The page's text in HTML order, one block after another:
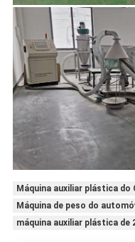
Máquina auxiliar plástica do
Máquina de peso do
máquina auxiliar plástica de